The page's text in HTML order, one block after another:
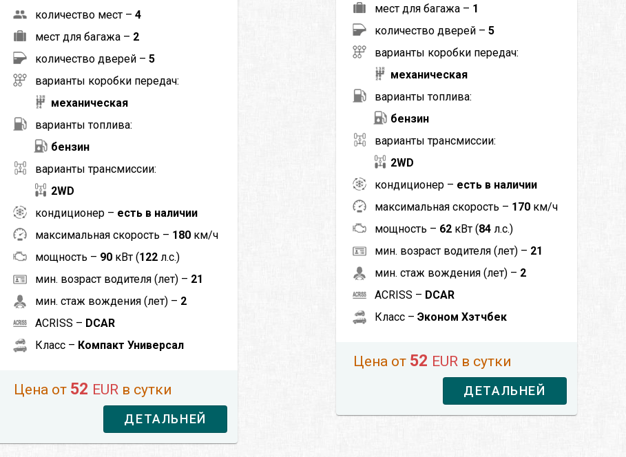
количество мест – 4
мест для багажа – 2
количество дверей – 5
варианты коробки передач:
механическая
варианты топлива:
бензин
варианты трансмиссии:
2WD
кондиционер – есть в наличии
максимальная скорость – 180 км/ч
мощность – 90 кВт (122л.с.)
мин. возраст водителя (лет) – 21
мин. стаж вождения (лет) – 2
ACRISS – DCAR
Класс – Компакт Универсал
Цена от 52 EUR в сутки
ДЕТАЛЬНЕЙ
мест для багажа – 1
количество дверей – 5
варианты коробки передач:
механическая
варианты топлива:
бензин
варианты трансмиссии:
2WD
кондиционер – есть в наличии
максимальная скорость – 170 км/ч
мощность – 62 кВт (84л.с.)
мин. возраст водителя (лет) – 21
мин. стаж вождения (лет) – 2
ACRISS – DCAR
Класс – Эконом Хэтчбек
Цена от 52 EUR в сутки
ДЕТАЛЬНЕЙ